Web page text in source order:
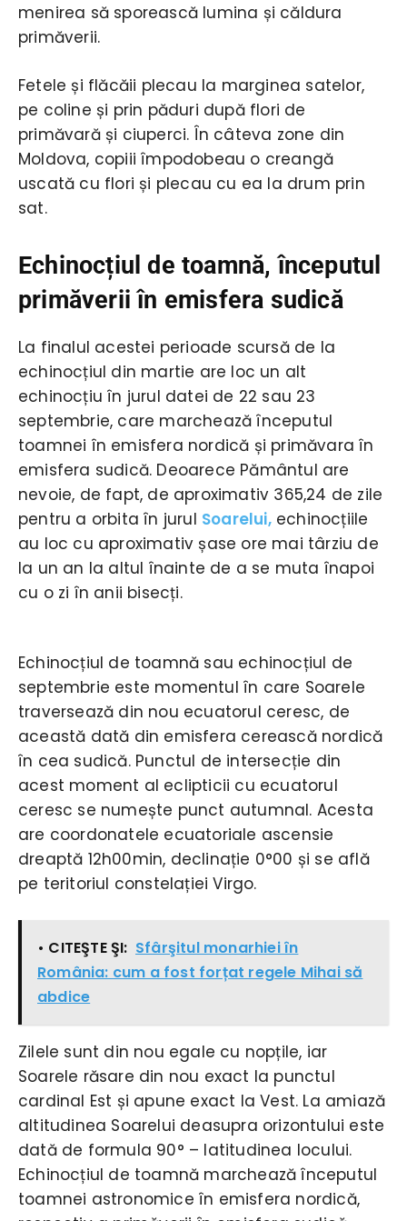
menirea să sporească lumina și căldura
primăverii.
Fetele și flăcăii plecau la marginea satelor,
pe coline și prin păduri după flori de
primăvară și ciuperci. În câteva zone din
Moldova, copiii împodobeau o creangă
uscată cu flori și plecau cu ea la drum prin
sat.
Echinocțiul de toamnă, începutul
primăverii în emisfera sudică
La finalul acestei perioade scursă de la
echinocțiul din martie are loc un alt
echinocțiu în jurul datei de 22 sau 23
septembrie, care marchează începutul
toamnei în emisfera nordică și primăvara în
emisfera sudică. Deoarece Pământul are
nevoie, de fapt, de aproximativ 365,24 de zile
pentru a orbita în jurul Soarelui,echinocțiile
au loc cu aproximativ șase ore mai târziu de
la un an la altul înainte de a se muta înapoi
cu o zi în anii bisecți.
Echinocțiul de toamnă sau echinocțiul de
septembrie este momentul în care Soarele
traversează din nou ecuatorul ceresc, de
această dată din emisfera cerească nordică
în cea sudică. Punctul de intersecție din
acest moment al eclipticii cu ecuatorul
ceresc se numește punct autumnal. Acesta
are coordonatele ecuatoriale ascensie
dreaptă 12h00min, declinație 0°00 și se află
pe teritoriul constelației Virgo.
• CITEŞTE ŞI: Sfârşitul monarhiei în
România: cum a fost forțat regele Mihai să
abdice
Zilele sunt din nou egale cu nopțile, iar
Soarele răsare din nou exact la punctul
cardinal Est și apune exact la Vest. La amiază
altitudinea Soarelui deasupra orizontului este
dată de formula 90° – latitudinea locului.
Echinocțiul de toamnă marchează începutul
toamnei astronomice în emisfera nordică,